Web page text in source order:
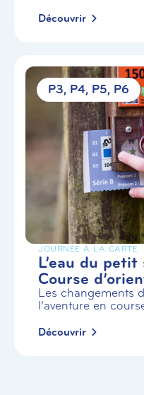
Découvrir
P3 P4 P5 P6
JOURNÉE À LA CARTE
L’eau du
Course
Les changements
l’aventure en
Découvrir